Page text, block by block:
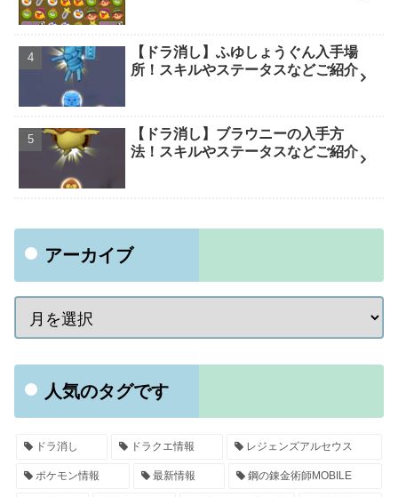
【ドラ消し】ふゆしょうぐん入手場
所！スキルやステータスなどご紹介
【ドラ消し】ブラウニーの入手方
法！スキルやステータスなどご紹介
アーカイブ
人気のタグです
ドラ消し ドラクエ情報 レジェンズアルセウス
ポケモン情報 最新情報 鋼の錬金術師MOBILE